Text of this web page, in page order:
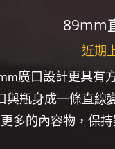
89mm
近期
廣口設計更具有
與瓶身成一條直線
多的內容物，保持